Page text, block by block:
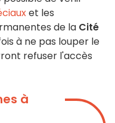
et les
de la Cité
à ne pas louper le
refuser l'accès
à